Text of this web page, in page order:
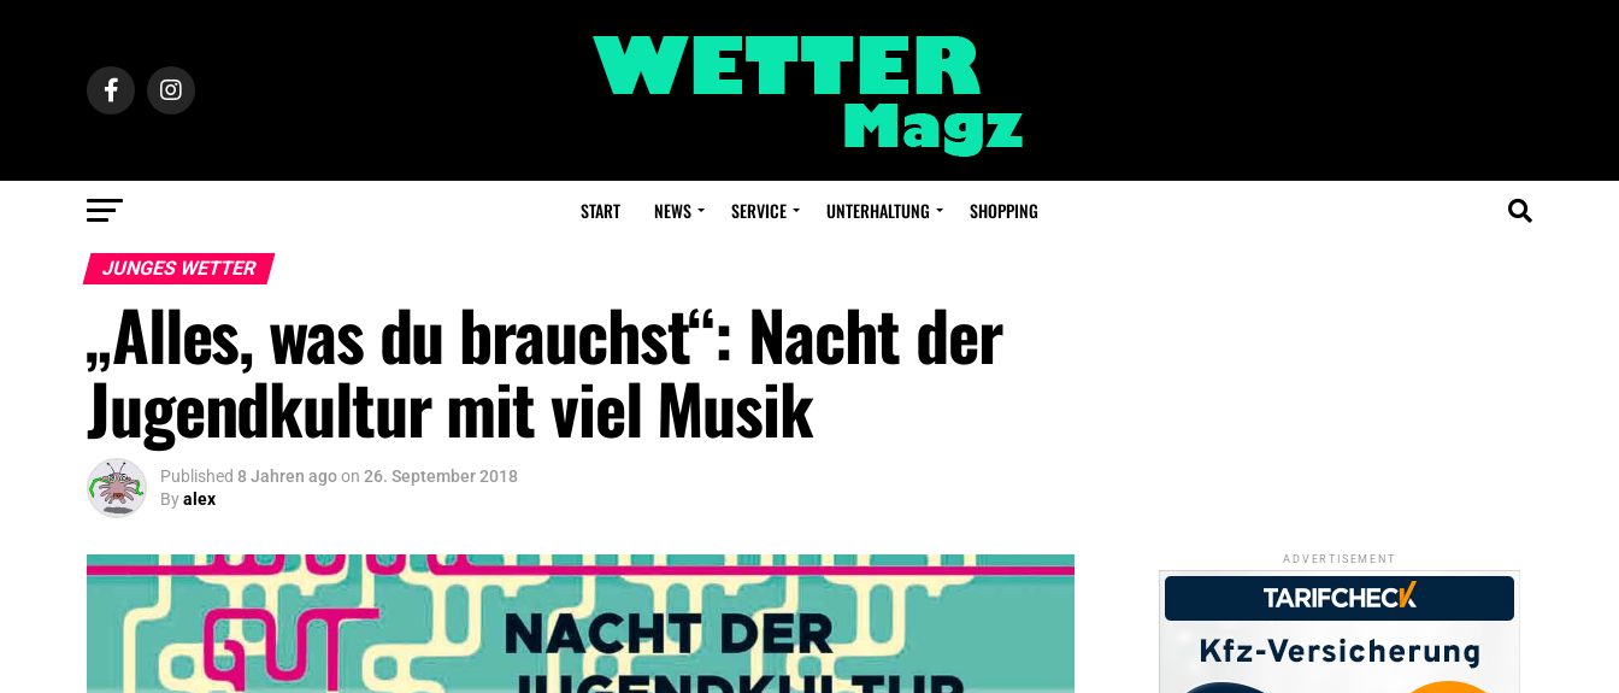
START NEWS SERVICE UNTERHALTUNG SHOPPING
JUNGES WETTER
„Alles, was du brauchst“: Nacht der
Jugendkultur mit viel Musik
Published 8 Jahren agoon 26. September 2018
Byalex
ADVERTISEMENT